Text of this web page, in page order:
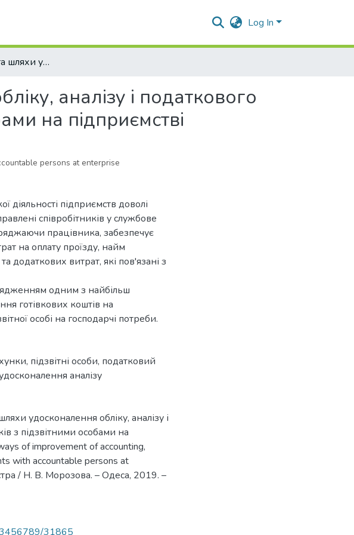
Log In
Сучасний стан та шляхи удосконалення обліку, аналізу і податкового контролю розрахунків з підзвітними особами на підприємстві
аналізу і податкового
на підприємстві
persons at enterprise
діяльності підприємств доволі
співробітників у службове
працівника, забезпечує
на оплату проїзду, найм
додаткових витрат, які пов'язані з
одним з найбільш
готівкових коштів на
особі на господарчі потреби.
, підзвітні особи, податковий
аналізу
удосконалення обліку, аналізу і
з підзвітними особами на
of improvement of accounting,
with accountable persons at
/ Н. В. Морозова. – Одеса, 2019. –
31865